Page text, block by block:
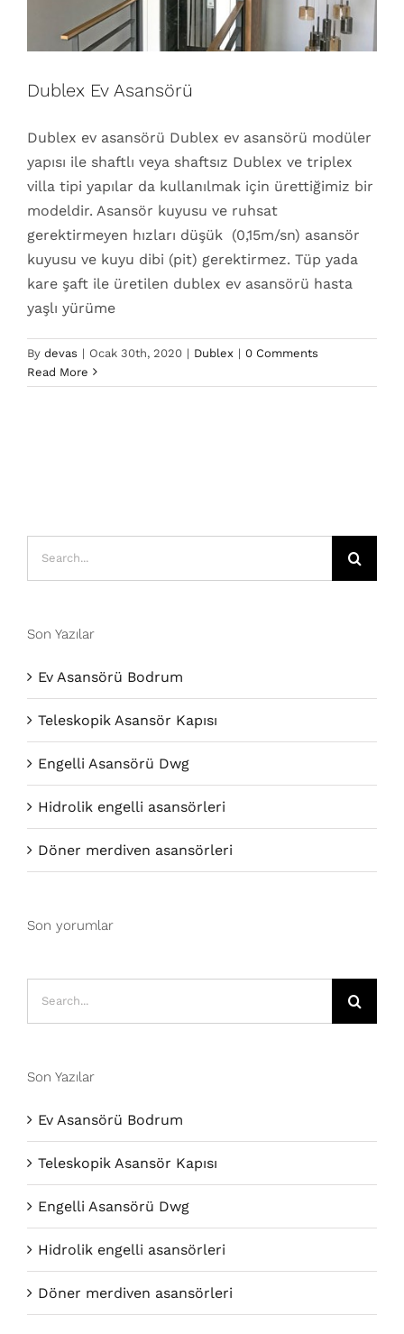
Dublex Ev Asansörü
Dublex ev asansörü Dublex ev asansörü modüler
yapısı ile shaftlı veya shaftsız Dublex ve triplex
villa tipi yapılar da kullanılmak için ürettiğimiz bir
modeldir. Asansör kuyusu ve ruhsat
gerektirmeyen hızları düşük (0,15m/sn) asansör
kuyusu ve kuyu dibi (pit) gerektirmez. Tüp yada
kare şaft ile üretilen dublex ev asansörü hasta
yaşlı yürüme
By devas | Ocak 30th, 2020 | Dublex | 0 Comments
Read More
Son Yazılar
Ev Asansörü Bodrum
Teleskopik Asansör Kapısı
Engelli Asansörü Dwg
Hidrolik engelli asansörleri
Döner merdiven asansörleri
Son yorumlar
Son Yazılar
Ev Asansörü Bodrum
Teleskopik Asansör Kapısı
Engelli Asansörü Dwg
Hidrolik engelli asansörleri
Döner merdiven asansörleri